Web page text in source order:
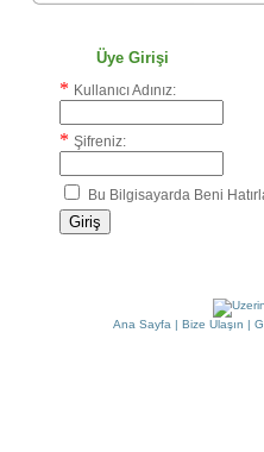
Üye Girişi
* Kullanıcı Adınız:
* Şifreniz:
Bu Bilgisayarda Beni
Ana Sayfa | Bize Ulaşın |